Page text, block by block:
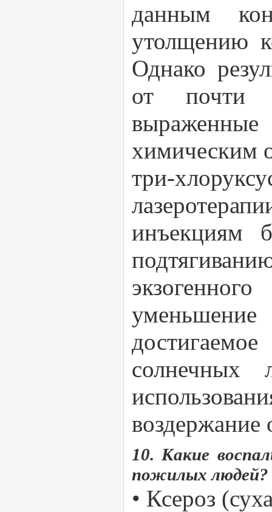
данным
утолщению
Однако
от почти
выраженные
химическим
три-
инъекциям
солнечных
воздержание
10. Какие
пожилых людей?
• Ксероз